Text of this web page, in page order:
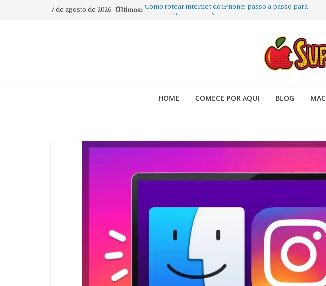
7 de agosto de 2026 Últimos: Como rotear internet do iPhone: passo a passo para
Como Usar os Cantos de Acesso Rápido no Mac
Como fechar rapidamente todas as janelas ou aplicativos
Como gravar tela do MacBook: passo a passo simples
HOME COMECE POR AQUI BLOG MAC